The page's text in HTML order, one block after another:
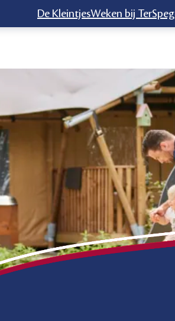
De KleintjesWeken bij
Urlaub mit Baby Holland